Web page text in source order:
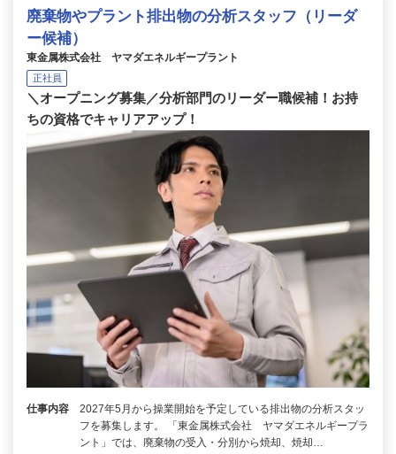
廃棄物やプラント排出物の分析スタッフ（リーダ
ー候補）
東金属株式会社 ヤマダエネルギープラント
正社員
＼オープニング募集／分析部門のリーダー職候補！お持
ちの資格でキャリアアップ！
仕事内容
2027年5月から操業開始を予定している排出物の分析スタッ
フを募集します。 「東金属株式会社 ヤマダエネルギープラ
ント」では、廃棄物の受入・分別から焼却、焼却…